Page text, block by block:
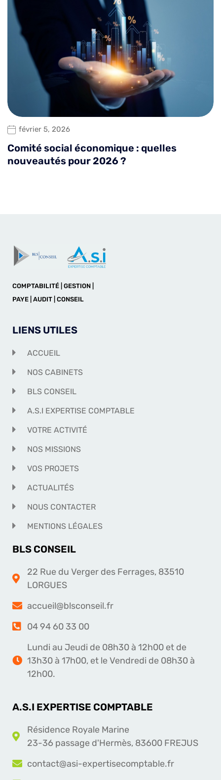
février 5, 2026
Comité social économique : quelles
nouveautés pour 2026 ?
COMPTABILITÉ | GESTION |
PAYE | AUDIT | CONSEIL
LIENS UTILES
ACCUEIL
NOS CABINETS
BLS CONSEIL
A.S.I EXPERTISE COMPTABLE
VOTRE ACTIVITÉ
NOS MISSIONS
VOS PROJETS
ACTUALITÉS
NOUS CONTACTER
MENTIONS LÉGALES
BLS CONSEIL
22 Rue du Verger des Ferrages, 83510
LORGUES
accueil@blsconseil.fr
04 94 60 33 00
Lundi au Jeudi de 08h30 à 12h00 et de
13h30 à 17h00, et le Vendredi de 08h30 à
12h00.
A.S.I EXPERTISE COMPTABLE
Résidence Royale Marine
23-36 passage d'Hermès, 83600 FREJUS
contact@asi-expertisecomptable.fr